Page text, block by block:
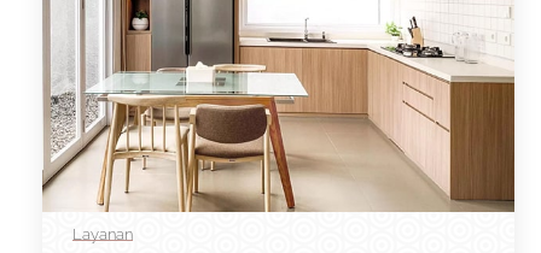
Layanan